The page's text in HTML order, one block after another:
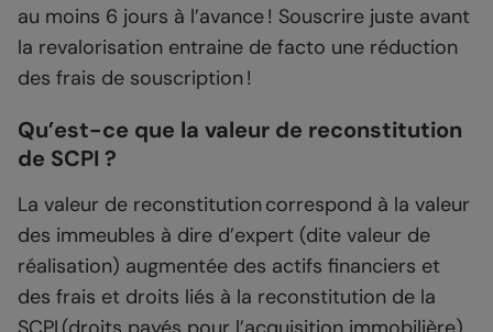
au moins 6 jours à l’avance ! Souscrire juste avant
la revalorisation entraine de facto une réduction
des frais de souscription !
Qu’est-ce que la valeur de reconstitution
de SCPI ?
La valeur de reconstitution correspond à la valeur
des immeubles à dire d’expert (dite valeur de
réalisation) augmentée des actifs financiers et
des frais et droits liés à la reconstitution de la